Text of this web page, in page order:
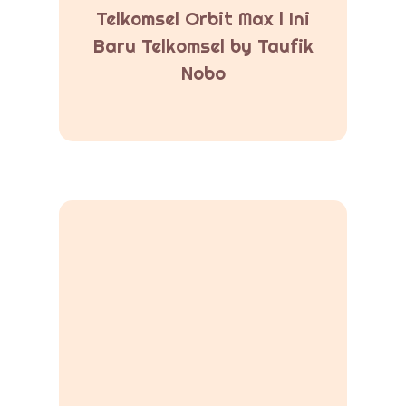
Telkomsel Orbit Max l Ini
Baru Telkomsel by Taufik
Nobo